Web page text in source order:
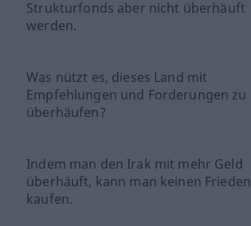
Strukturfonds aber nicht überhäuft
werden.
Was nützt es, dieses Land mit
Empfehlungen und Forderungen zu
überhäufen?
Indem man den Irak mit mehr Geld
überhäuft, kann man keinen Frieden
kaufen.